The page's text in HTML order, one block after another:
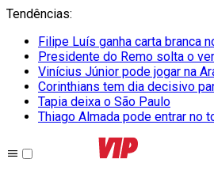
Tendências:
Filipe Luís ganha carta branca
Presidente do Remo solta o
Vinícius Júnior pode jogar na
Corinthians tem dia decisivo
Tapia deixa o São Paulo
Thiago Almada pode entrar no